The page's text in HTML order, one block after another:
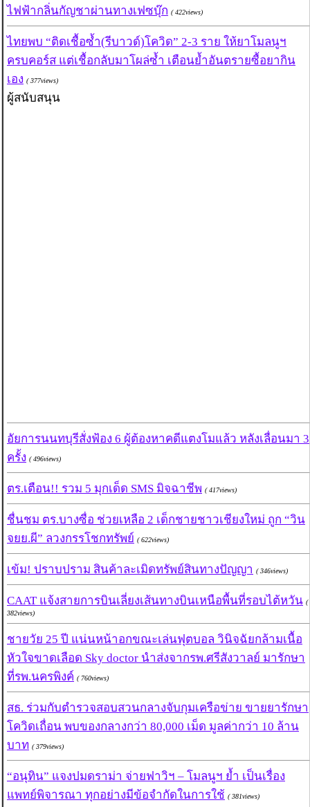
ไฟฟ้ากลิ่นกัญชาผ่านทางเฟซบุ๊ก ( 422views)
ไทยพบ “ติดเชื้อซ้ำ(รีบาวด์)โควิด” 2-3 ราย ให้ยาโมลนูฯ
ครบคอร์ส แต่เชื้อกลับมาโผล่ซ้ำ เตือนย้ำอันตรายซื้อยากิน
เอง ( 377views)
ผู้สนับสนุน
อัยการนนทบุรีสั่งฟ้อง 6 ผู้ต้องหาคดีแตงโมแล้ว หลังเลื่อนมา 3
ครั้ง ( 496views)
ตร.เตือน!! รวม 5 มุกเด็ด SMS มิจฉาชีพ ( 417views)
ชื่นชม ตร.บางซื่อ ช่วยเหลือ 2 เด็กชายชาวเชียงใหม่ ถูก “วิน
จยย.ผี” ลวงกรรโชกทรัพย์ ( 622views)
เข้ม! ปราบปราม สินค้าละเมิดทรัพย์สินทางปัญญา ( 346views)
CAAT แจ้งสายการบินเลี่ยงเส้นทางบินเหนือพื้นที่รอบไต้หวัน (
382views)
ชายวัย 25 ปี แน่นหน้าอกขณะเล่นฟุตบอล วินิจฉัยกล้ามเนื้อ
หัวใจขาดเลือด Sky doctor นำส่งจากรพ.ศรีสังวาลย์ มารักษา
ที่รพ.นครพิงค์ ( 760views)
สธ. ร่วมกับตำรวจสอบสวนกลางจับกุมเครือข่าย ขายยารักษา
โควิดเถื่อน พบของกลางกว่า 80,000 เม็ด มูลค่ากว่า 10 ล้าน
บาท ( 379views)
“อนุทิน” แจงปมดราม่า จ่ายฟาวิฯ – โมลนูฯ ย้ำ เป็นเรื่อง
แพทย์พิจารณา ทุกอย่างมีข้อจำกัดในการใช้ ( 381views)